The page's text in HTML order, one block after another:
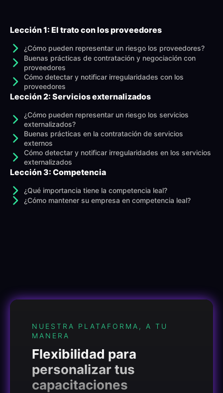
Lección 1: El trato con los proveedores
¿Cómo pueden representar un riesgo los proveedores?
Buenas prácticas de contratación y negociación con
proveedores
Cómo detectar y notificar irregularidades con los
proveedores
Lección 2: Servicios externalizados
¿Cómo pueden representar un riesgo los servicios
externalizados?
Buenas prácticas en la contratación de servicios
externos
Cómo detectar y notificar irregularidades en los servicios
externalizados
Lección 3: Competencia
¿Qué importancia tiene la competencia leal?
¿Cómo mantener su empresa en competencia leal?
NUESTRA PLATAFORMA, A TU
MANERA
Flexibilidad para
personalizar tus
capacitaciones